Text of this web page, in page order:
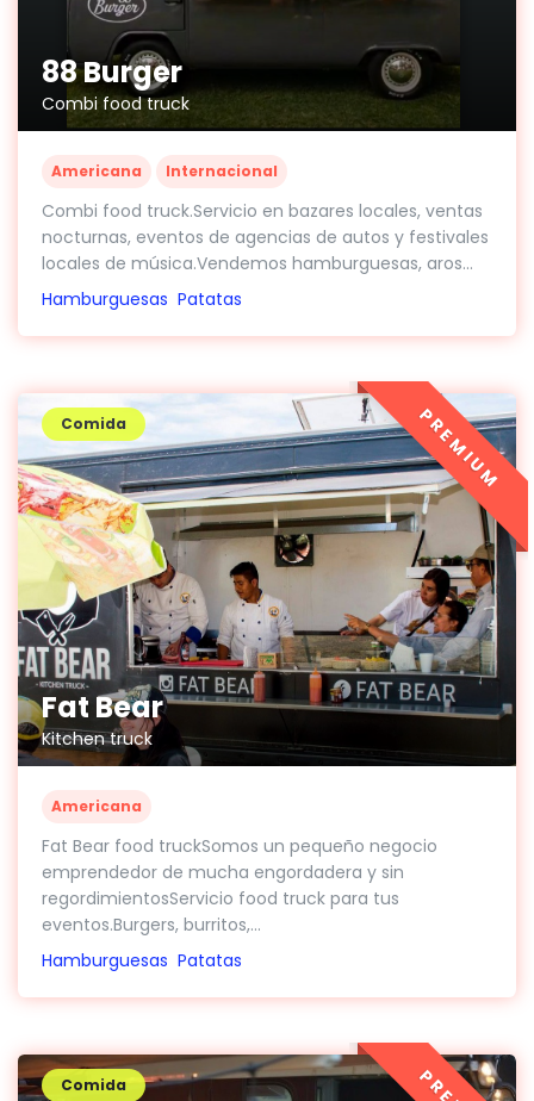
88 Burger
Combi food truck
Americana Internacional
Combi food truck.Servicio en bazares locales, ventas
nocturnas, eventos de agencias de autos y festivales
locales de música.Vendemos hamburguesas, aros...
Hamburguesas Patatas
Fat Bear
Kitchen truck
Comida
Americana
Fat Bear food truckSomos un pequeño negocio
emprendedor de mucha engordadera y sin
regordimientosServicio food truck para tus
eventos.Burgers, burritos,...
Hamburguesas Patatas
PREMIUM
Comida